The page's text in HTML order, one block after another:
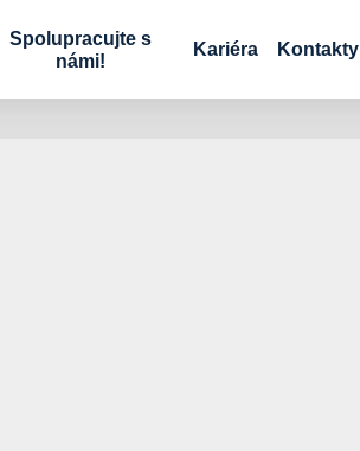
Spolupracujte s
námi!
Kariéra
Kontakty